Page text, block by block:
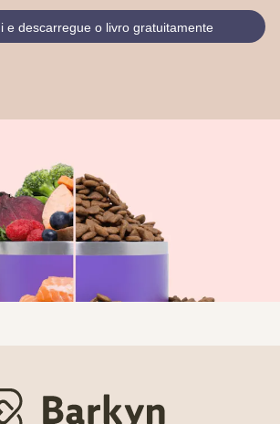
e descarregue o livro gratuitamente